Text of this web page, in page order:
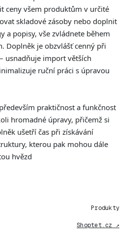
ceny všem produktům v určité
skladové zásoby nebo doplnit
a popisy, vše zvládnete během
Doplněk je obzvlášť cenný při
usnadňuje import větších
ruční práci s úpravou
praktičnost a funkčnost
hromadné úpravy, přičemž si
ušetří čas při získávání
kterou pak mohou dále
hvězd
Produkty
Shoptet.cz ↗